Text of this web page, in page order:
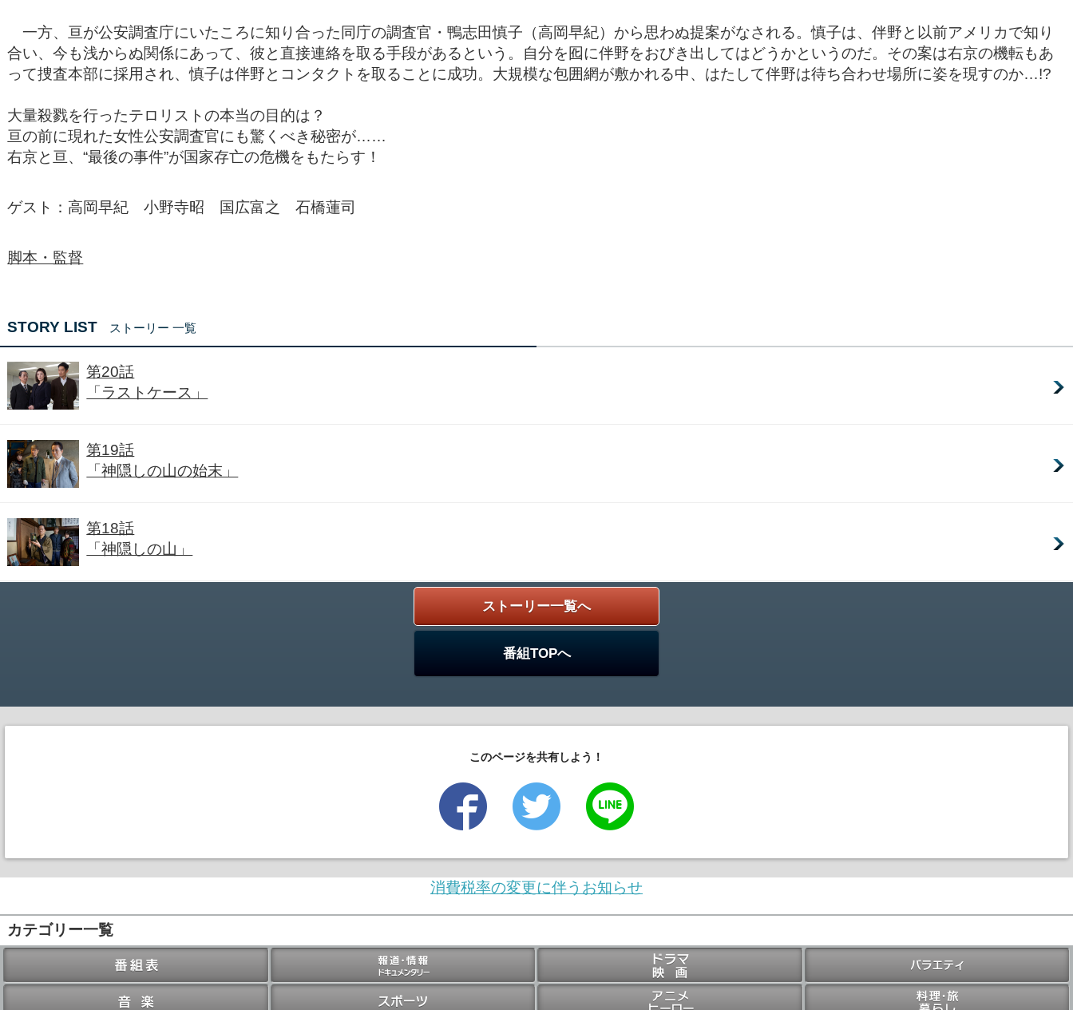
一方、亘が公安調査庁にいたころに知り合った同庁の調査官・鴨志田慎子（高岡早紀）から思わぬ提案がなされる。慎子は、伴野と以前アメリカで知り
合い、今も浅からぬ関係にあって、彼と直接連絡を取る手段があるという。自分を囮に伴野をおびき出してはどうかというのだ。その案は右京の機転もあ
って捜査本部に採用され、慎子は伴野とコンタクトを取ることに成功。大規模な包囲網が敷かれる中、はたして伴野は待ち合わせ場所に姿を現すのか…!?
大量殺戮を行ったテロリストの本当の目的は？
亘の前に現れた女性公安調査官にも驚くべき秘密が……
右京と亘、“最後の事件”が国家存亡の危機をもたらす！
ゲスト：高岡早紀 小野寺昭 国広富之 石橋蓮司
脚本・監督
STORY LIST ストーリー 一覧
第20話
「ラストケース」
第19話
「神隠しの山の始末」
第18話
「神隠しの山」
ストーリー一覧へ
番組TOPへ
このページを共有しよう！
消費税率の変更に伴うお知らせ
カテゴリー一覧